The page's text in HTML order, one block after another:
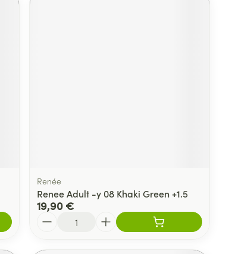
Renée
Renee Adult -y 08 Khaki Green +1.5
19,90 €